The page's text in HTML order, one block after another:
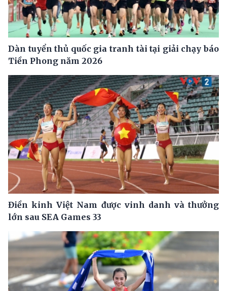
Dàn tuyển thủ quốc gia tranh tài tại giải chạy báo
Tiền Phong năm 2026
Điền kinh Việt Nam được vinh danh và thưởng
lớn sau SEA Games 33